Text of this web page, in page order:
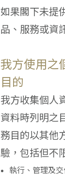
如果閣下未提
品、服務或資
我方使用之
目的
我方收集個人
資料時列明之
務目的以其他
驗，包括但不
執行、管理及